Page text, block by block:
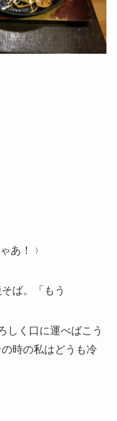
あ！﹚
ば。「もう
しく口に運べばこう
時の私はどうも冷